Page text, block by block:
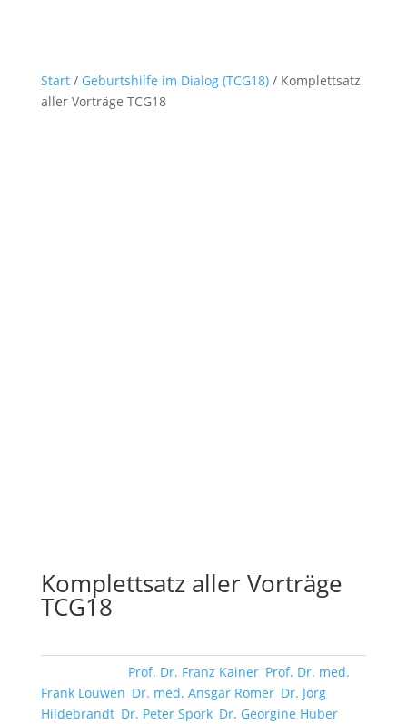
Start/ Geburtshilfe im Dialog (TCG18)/ Komplettsatz
aller Vorträge TCG18
Komplettsatz aller Vorträge
TCG18
Prof. Dr. Franz Kainer, Prof. Dr. med.
Frank Louwen Dr. med. Ansgar Römer, Dr. Jörg
Hildebrandt, Dr. Peter Spork, Dr. Georgine Huber,